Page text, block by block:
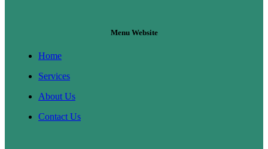
Menu Website
Home
Services
About Us
Contact Us